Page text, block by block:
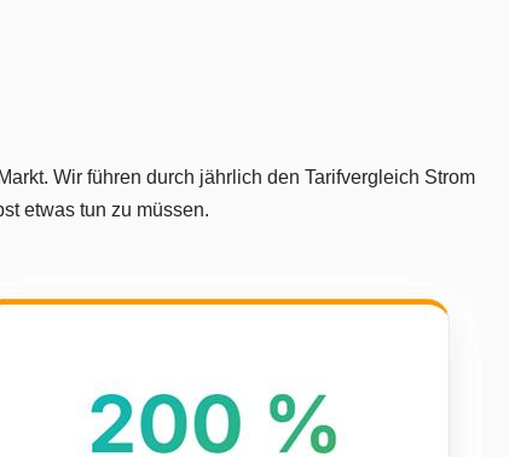
Wir führen durch jährlich den Tarifvergleich Strom
etwas tun zu müssen.